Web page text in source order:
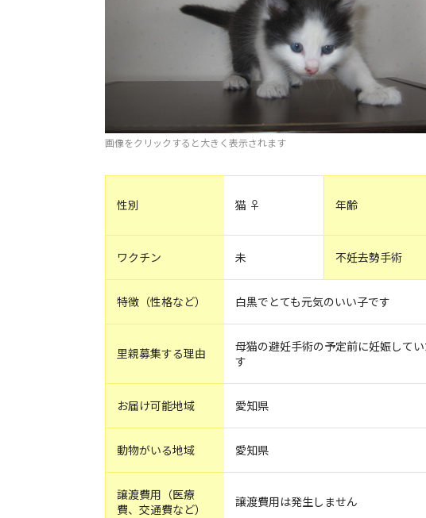
画像をクリックすると大きく表示されます
性別 猫 ♀ 年齢
ワクチン 未 不妊去勢手術
特徴（性格など） 白黒でとても元気のいい子です
里親募集する理由
母猫の避妊手術の予定前に妊娠して
す
お届け可能地域 愛知県
動物がいる地域 愛知県
譲渡費用（医療
費、交通費など）
譲渡費用は発生しません